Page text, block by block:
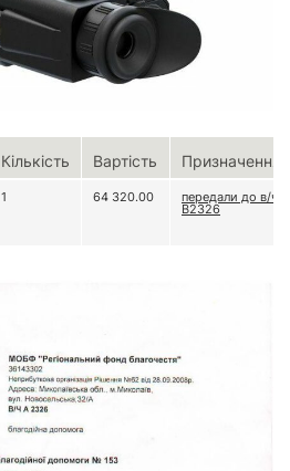
Кількість Вартість Призначення
1 64 320.00 передали до в/ч
В2326